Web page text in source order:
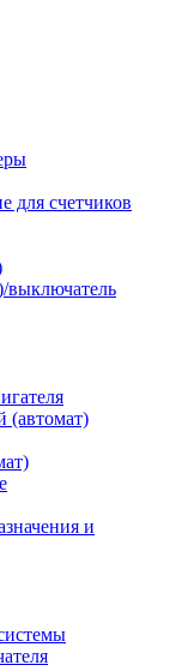
для счетчиков
выключатель
(автомат)
и